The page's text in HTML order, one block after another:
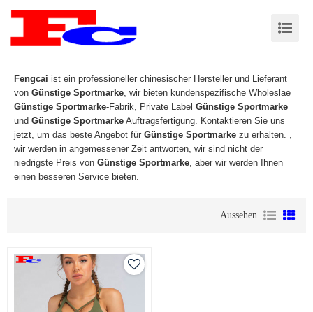
Fengcai ist ein professioneller chinesischer Hersteller und Lieferant
von Günstige Sportmarke, wir bieten kundenspezifische Wholeslae
Günstige Sportmarke-Fabrik, Private Label Günstige Sportmarke
und Günstige Sportmarke Auftragsfertigung. Kontaktieren Sie uns
jetzt, um das beste Angebot für Günstige Sportmarke zu erhalten. ,
wir werden in angemessener Zeit antworten, wir sind nicht der
niedrigste Preis von Günstige Sportmarke, aber wir werden Ihnen
einen besseren Service bieten.
Aussehen